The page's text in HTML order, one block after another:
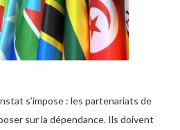
s’impose : les partenariats de
sur la dépendance. Ils doivent